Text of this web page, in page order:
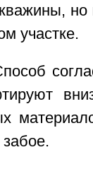
но
участке.